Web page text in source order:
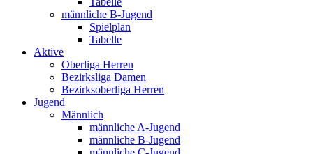
männliche B-Jugend
Spielplan
Tabelle
Aktive
Oberliga Herren
Bezirksliga Damen
Bezirksoberliga Herren
Jugend
Männlich
männliche A-Jugend
männliche B-Jugend